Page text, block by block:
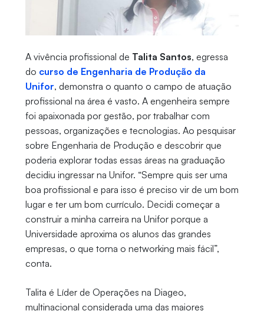
A vivência profissional de Talita Santos, egressa
do curso de Engenharia de Produção da
Unifor, demonstra o quanto o campo de atuação
profissional na área é vasto. A engenheira sempre
foi apaixonada por gestão, por trabalhar com
pessoas, organizações e tecnologias. Ao pesquisar
sobre Engenharia de Produção e descobrir que
poderia explorar todas essas áreas na graduação
decidiu ingressar na Unifor. “Sempre quis ser uma
boa profissional e para isso é preciso vir de um bom
lugar e ter um bom currículo. Decidi começar a
construir a minha carreira na Unifor porque a
Universidade aproxima os alunos das grandes
empresas, o que torna o networking mais fácil”,
conta.
Talita é Líder de Operações na Diageo,
multinacional considerada uma das maiores